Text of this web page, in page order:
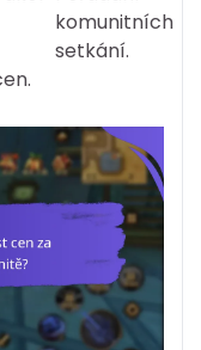
komunitních
setkání.